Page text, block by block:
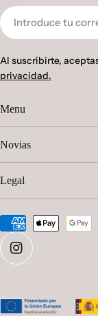
Correo
electrónico
Al suscribirte,
privacidad.
Menu
Novias
Legal
Métodos
de
pagoInstagram